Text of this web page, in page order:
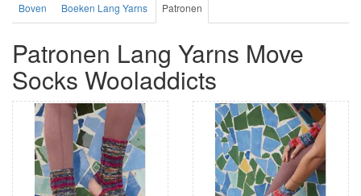
Boven Boeken Lang Yarns Patronen
Patronen Lang Yarns Move
Socks Wooladdicts